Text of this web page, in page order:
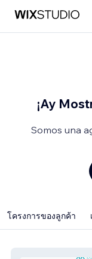
¡Ay
Somos una
โครงการของลูกค้า